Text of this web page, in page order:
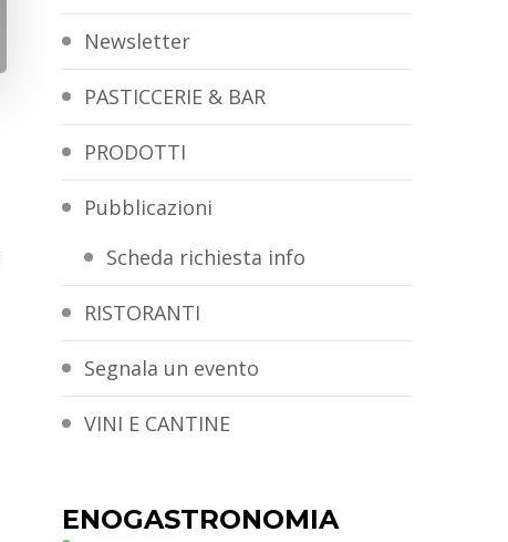
Newsletter
PASTICCERIE & BAR
PRODOTTI
Pubblicazioni
Scheda richiesta info
RISTORANTI
Segnala un evento
VINI E CANTINE
ENOGASTRONOMIA